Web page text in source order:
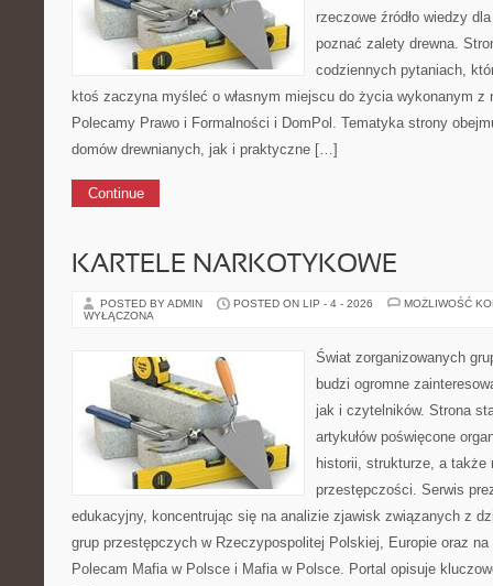
rzeczowe źródło wiedzy
poznać zalety drewna.
codziennych pytaniach,
ktoś zaczyna myśleć o własnym miejscu do życia wykonanym z
Polecamy Prawo i Formalności i DomPol. Tematyka strony
domów drewnianych, jak i praktyczne […]
Continue
KARTELE NARKOTYKOWE
POSTED BY ADMIN POSTED ON LIP - 4 - 2026
MOŻLIWOŚĆ
WYŁĄCZONA
Świat zorganizowanych
budzi ogromne
jak i czytelników. Strona
artykułów poświęcone
historii, strukturze, a także
przestępczości. Serwis
edukacyjny, koncentrując się na analizie zjawisk związanych z
grup przestępczych w Rzeczypospolitej Polskiej, Europie oraz na
Polecam Mafia w Polsce i Mafia w Polsce. Portal opisuje